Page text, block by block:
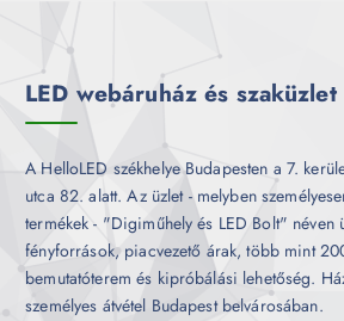
LED webáruház és szaküzlet
A HelloLED székhelye Budapesten a 7.
utca 82. alatt. Az üzlet - melyben
termékek - "Digiműhely és LED Bolt" néven
fényforrások, piacvezető árak, több mint
bemutatóterem és kipróbálási lehetőség.
személyes átvétel Budapest belvárosában.